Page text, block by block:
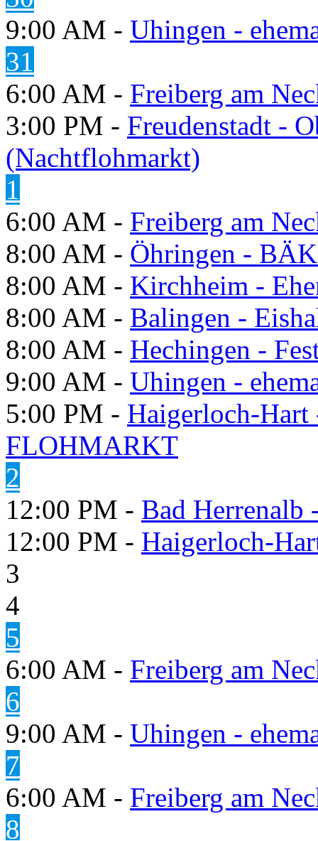
9:00 AM - Uhingen -
31
6:00 AM - Freiberg am
3:00 PM - Freudenstadt -
(Nachtflohmarkt)
1
6:00 AM - Freiberg am
8:00 AM - Öhringen -
8:00 AM - Kirchheim -
8:00 AM - Balingen -
8:00 AM - Hechingen -
9:00 AM - Uhingen -
5:00 PM - Haigerloch-
FLOHMARKT
2
12:00 PM - Bad Herrenalb
12:00 PM - Haigerloch-
3
4
5
6:00 AM - Freiberg am
6
9:00 AM - Uhingen -
7
6:00 AM - Freiberg am
8